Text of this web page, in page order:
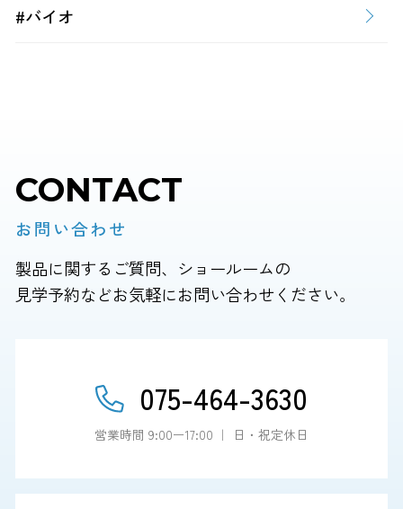
#バイオ
CONTACT
お問い合わせ
製品に関するご質問、ショールームの
見学予約などお気軽にお問い合わせください。
075-464-3630
営業時間 9:00ー17:00 ｜ 日・祝定休日